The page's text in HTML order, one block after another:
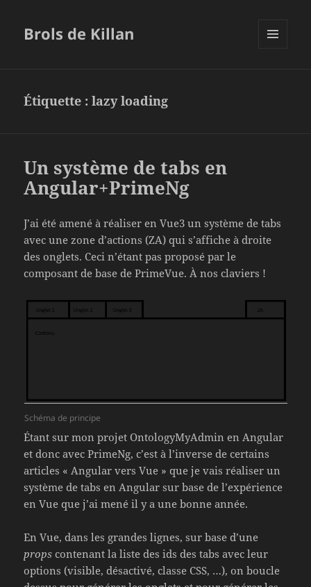
Brols de Killan
Étiquette :lazy loading
Un système de tabs en
Angular+PrimeNg
J’ai été amené à réaliser en Vue3 un système de tabs
avec une zone d’actions (ZA) qui s’affiche à droite
des onglets. Ceci n’étant pas proposé par le
composant de base de PrimeVue. À nos claviers !
Schéma de principe
Étant sur mon projet OntologyMyAdmin en Angular
et donc avec PrimeNg, c’est à l’inverse de certains
articles « Angular vers Vue » que je vais réaliser un
système de tabs en Angular sur base de l’expérience
en Vue que j’ai mené il y a une bonne année.
En Vue, dans les grandes lignes, sur base d’une
props contenant la liste des ids des tabs avec leur
options (visible, désactivé, classe CSS, …), on boucle